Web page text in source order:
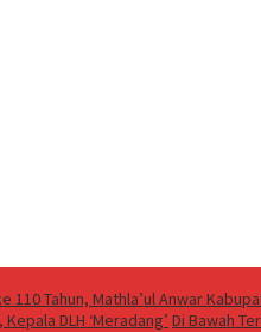
110 Tahun, Mathla’ul Anwar
DLH ‘Meradang’ Di Bawah